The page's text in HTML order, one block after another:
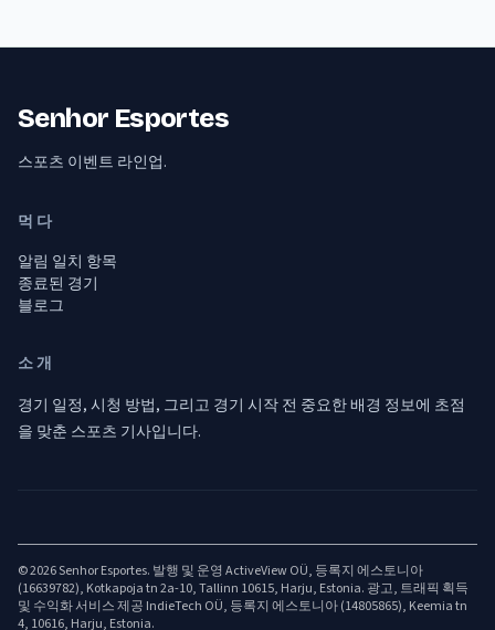
Senhor Esportes
스포츠 이벤트 라인업.
먹다
알림 일치 항목
종료된 경기
블로그
소개
경기 일정, 시청 방법, 그리고 경기 시작 전 중요한 배경 정보에 초점
을 맞춘 스포츠 기사입니다.
© 2026 Senhor Esportes. 발행 및 운영 ActiveView OÜ, 등록지 에스토니아
(16639782), Kotkapoja tn 2a-10, Tallinn 10615, Harju, Estonia. 광고, 트래픽 획득
및 수익화 서비스 제공 IndieTech OÜ, 등록지 에스토니아 (14805865), Keemia tn
4, 10616, Harju, Estonia.